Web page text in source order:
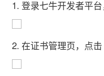
1. 登录七牛开发者平
2. 在证书管理页，点